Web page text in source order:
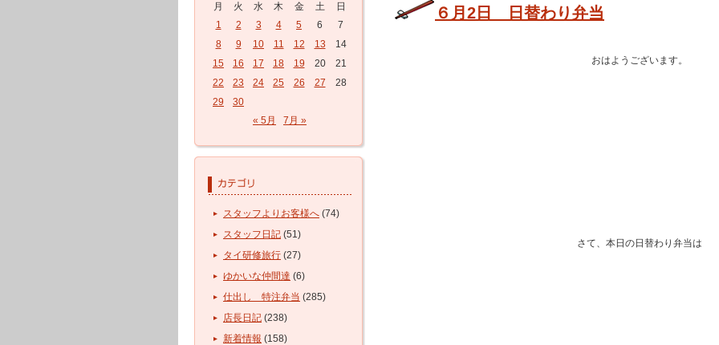
月
火 水 木 金 土
日
1
2 3 4 5 6
7
8
9 10 11 12 13
14
15
16 17 18 19 20
21
22
23 24 25 26 27
28
29
30
« 5月
7月 »
スタッフよりお客様へ (74)
スタッフ日記 (51)
タイ研修旅行 (27)
ゆかいな仲間達 (6)
仕出し 特注弁当 (285)
店長日記 (238)
新着情報 (158)
６月2日 日替わり弁当
おはようございます。
さて、本日の日替わり弁当は